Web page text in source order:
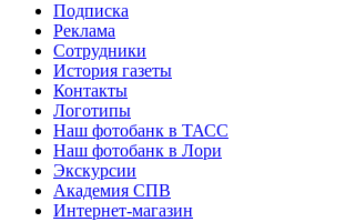
Подписка
Реклама
Сотрудники
История газеты
Контакты
Логотипы
Наш фотобанк в ТАСС
Наш фотобанк в Лори
Экскурсии
Академия СПВ
Интернет-магазин